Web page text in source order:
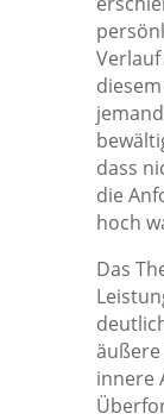
dass
die
hoch
Das
innere